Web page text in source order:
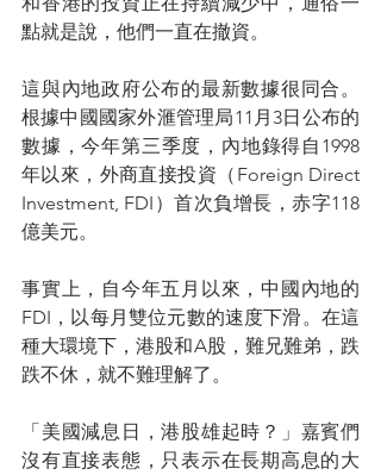
點就是說，他們一直在撤資。
這與內地政府公布的最新數據很同合。
根據中國國家外滙管理局11月3日公布的
數據，今年第三季度，內地錄得自1998
年以來，外商直接投資（Foreign Direct
Investment, FDI）首次負增長，赤字118
億美元。
事實上，自今年五月以來，中國內地的
FDI，以每月雙位元數的速度下滑。在這
種大環境下，港股和A股，難兄難弟，跌
跌不休，就不難理解了。
「美國減息日，港股雄起時？」嘉賓們
沒有直接表態，只表示在長期高息的大